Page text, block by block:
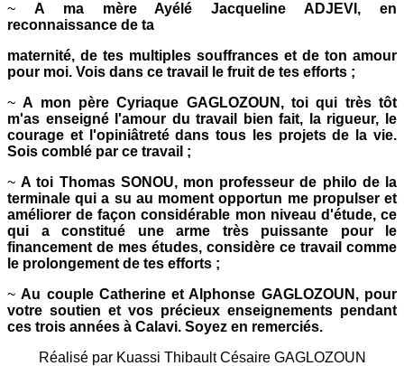
~ A ma mère Ayélé Jacqueline ADJEVI, en
reconnaissance de ta
maternité, de tes multiples souffrances et de ton amour
pour moi. Vois dans ce travail le fruit de tes efforts ;
~A mon père Cyriaque GAGLOZOUN, toi qui très tôt
m'as enseigné l'amour du travail bien fait, la rigueur, le
courage et l'opiniâtreté dans tous les projets de la vie.
Sois comblé par ce travail ;
~A toi Thomas SONOU, mon professeur de philo de la
terminale qui a su au moment opportun me propulser et
améliorer de façon considérable mon niveau d'étude, ce
qui a constitué une arme très puissante pour le
financement de mes études, considère ce travail comme
le prolongement de tes efforts ;
~Au couple Catherine et Alphonse GAGLOZOUN, pour
votre soutien et vos précieux enseignements pendant
ces trois années à Calavi. Soyez en remerciés.
Réalisé par Kuassi Thibault Césaire GAGLOZOUN